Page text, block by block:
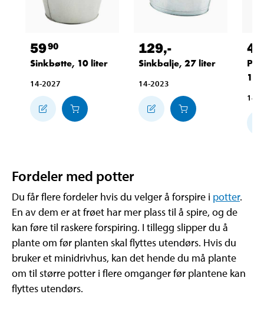
5990
Sinkbøtte, 10 liter
14-2027
129,-
Sinkbalje, 27 liter
14-2023
42
14-
Fordeler med potter
Du får flere fordeler hvis du velger å forspire i potter.
En av dem er at frøet har mer plass til å spire, og de
kan føre til raskere forspiring. I tillegg slipper du å
plante om før planten skal flyttes utendørs. Hvis du
bruker et minidrivhus, kan det hende du må plante
om til større potter i flere omganger før plantene kan
flyttes utendørs.